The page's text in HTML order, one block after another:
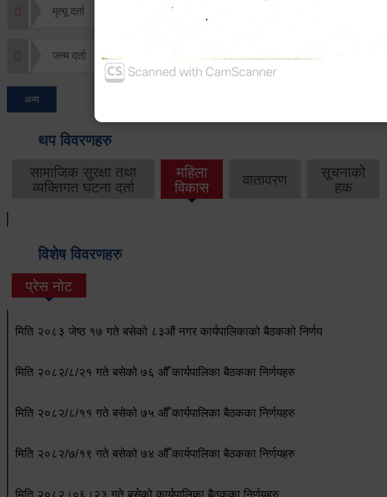
मृत्यू दर्ता
जन्म दर्ता
अन्य
थप विवरणहरु
सामाजिक सुरक्षा तथा
व्यक्तिगत घटना दर्ता
महिला
विकास
वातावरण
सूचनाको
हक
विशेष विवरणहरु
प्रेस नोट
मिति २०८३ जेष्ठ १७ गते बसेको ८३औं नगर कार्यपालिकाको बैठकको निर्णय
मिति २०८२/८/२१ गते बसेको ७६ औँ कार्यपालिका बैठकका निर्णयहरु
मिति २०८२/८/११ गते बसेको ७५ औँ कार्यपालिका बैठकका निर्णयहरु
मिति २०८२/७/१९ गते बसेको ७४ औँ कार्यपालिका बैठकका निर्णयहरु